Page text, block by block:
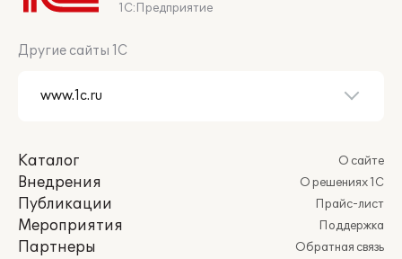
1С:Предприятие
Другие сайты 1С
Каталог
Внедрения
Публикации
Мероприятия
Партнеры
О сайте
О решениях 1С
Прайс-лист
Поддержка
Обратная связь